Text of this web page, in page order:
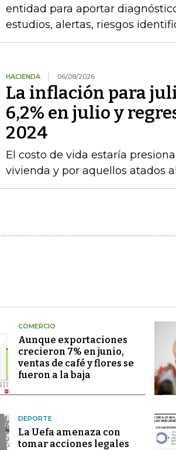
entidad para aportar
estudios, alertas, riesgos
HACIENDA 06/08/2026
La inflación para
6,2% en julio y
2024
El costo de vida estaría
vivienda y por aquellos atados
COMERCIO
Aunque exportaciones
crecieron 7% en junio,
ventas de café y flores se
fueron a la baja
DEPORTE
La Uefa amenaza con
tomar acciones legales